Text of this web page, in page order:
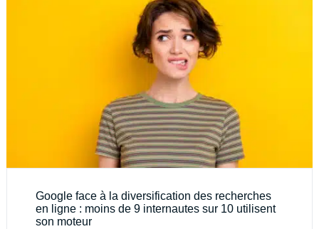
Google face à la diversification des recherches
en ligne : moins de 9 internautes sur 10 utilisent
son moteur